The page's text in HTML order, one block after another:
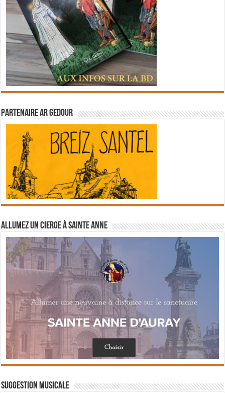
Partenaire Ar Gedour
Allumez un cierge à Sainte Anne
Suggestion musicale